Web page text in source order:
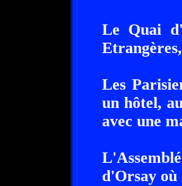
Le Quai
Les
un hôtel,
avec une
d'Orsay où